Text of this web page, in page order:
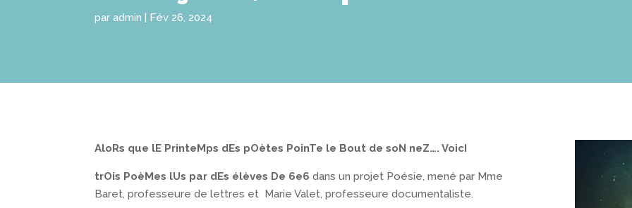
paradmin | Fév 26, 2024
AloRs que lE PrinteMps dEs pOètes PoinTe le Bout de soN neZ…. VoicI
trOis PoèMes lUs par dEs élèves De 6e6dans un projet Poésie, mené par Mme
Baret, professeure de lettres et Marie Valet, professeure documentaliste.